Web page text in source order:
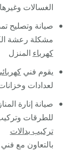
الغسالات وغيرها
صيانة وتصليح
مشكلة رعشة
كهرباء المنزل
يقوم فني
لعدادات
صيانة إنارة
للطرقات
تركيب بدالات
بالتعاون مع